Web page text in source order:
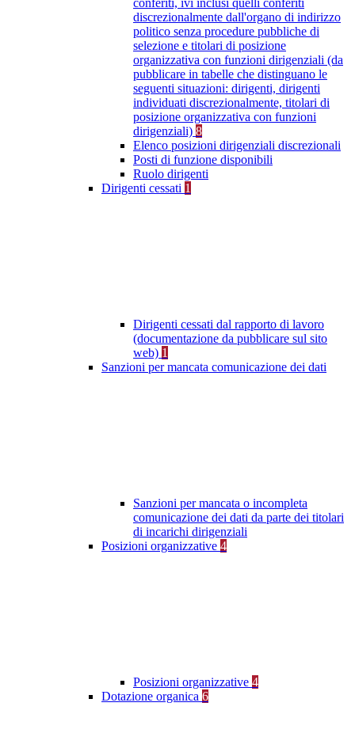
conferiti, ivi inclusi quelli conferiti
discrezionalmente dall'organo di indirizzo
politico senza procedure pubbliche di
selezione e titolari di posizione
organizzativa con funzioni dirigenziali (da
pubblicare in tabelle che distinguano le
seguenti situazioni: dirigenti, dirigenti
individuati discrezionalmente, titolari di
posizione organizzativa con funzioni
dirigenziali) 8
Elenco posizioni dirigenziali discrezionali
Posti di funzione disponibili
Ruolo dirigenti
Dirigenti cessati 1
Dirigenti cessati dal rapporto di lavoro
(documentazione da pubblicare sul sito
web) 1
Sanzioni per mancata comunicazione dei dati
Sanzioni per mancata o incompleta
comunicazione dei dati da parte dei titolari
di incarichi dirigenziali
Posizioni organizzative 4
Posizioni organizzative 4
Dotazione organica 6